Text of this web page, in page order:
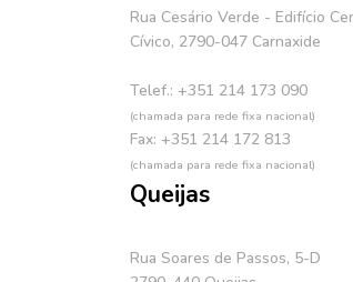
Rua Cesário Verde - Edifício
Cívico, 2790-047 Carnaxide
Telef.: +351 214 173 090
(chamada para rede fixa nacional)
Fax: +351 214 172 813
(chamada para rede fixa nacional)
Queijas
Rua Soares de Passos, 5-D